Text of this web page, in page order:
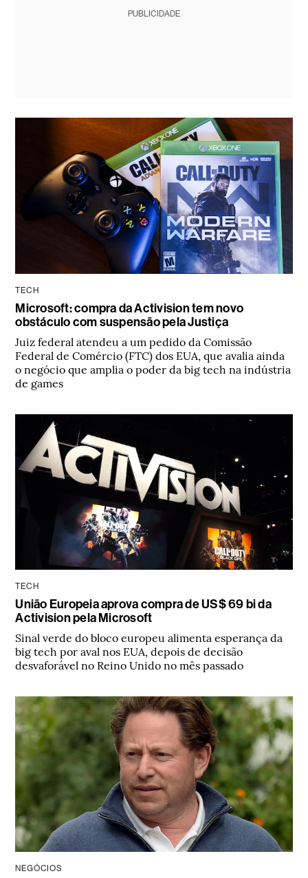
PUBLICIDADE
TECH
Microsoft: compra da Activision tem novo
obstáculo com suspensão pela Justiça
Juiz federal atendeu a um pedido da Comissão
Federal de Comércio (FTC) dos EUA, que avalia ainda
o negócio que amplia o poder da big tech na indústria
de games
TECH
União Europeia aprova compra de US$ 69 bi da
Activision pela Microsoft
Sinal verde do bloco europeu alimenta esperança da
big tech por aval nos EUA, depois de decisão
desvaforável no Reino Unido no mês passado
NEGÓCIOS